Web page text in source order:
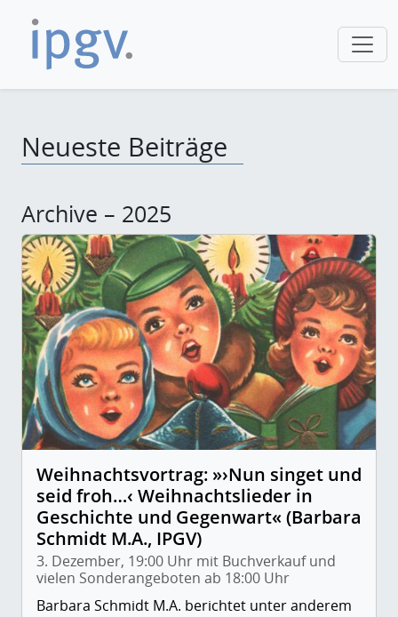
Neueste Beiträge
Archive – 2025
Weihnachtsvortrag: »›Nun singet und
seid froh…‹ Weihnachtslieder in
Geschichte und Gegenwart« (Barbara
Schmidt M.A., IPGV)
3. Dezember, 19:00 Uhr mit Buchverkauf und
vielen Sonderangeboten ab 18:00 Uhr
Barbara Schmidt M.A. berichtet unter anderem